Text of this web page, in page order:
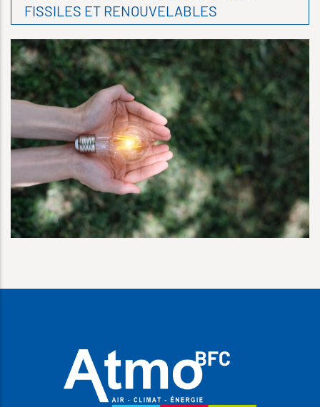
FISSILES ET RENOUVELABLES